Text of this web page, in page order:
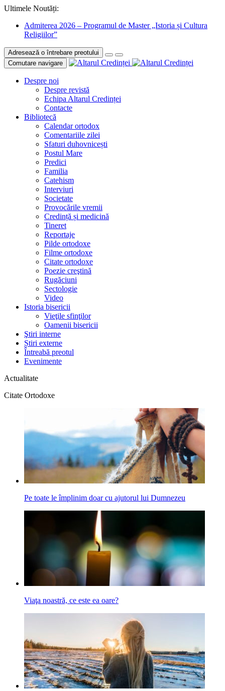
Ultimele Noutăți:
Admiterea 2026 – Programul de Master „Istoria și Cultura
Religiilor”
Adresează o întrebare preotului
Comutare navigare
Despre noi
Despre revistă
Echipa Altarul Credinței
Contacte
Bibliotecă
Calendar ortodox
Comentariile zilei
Sfaturi duhovnicești
Postul Mare
Predici
Familia
Catehism
Interviuri
Societate
Provocările vremii
Credință și medicină
Tineret
Reportaje
Pilde ortodoxe
Filme ortodoxe
Citate ortodoxe
Poezie creştină
Rugăciuni
Sectologie
Video
Istoria bisericii
Vieţile sfinţilor
Oamenii bisericii
Ştiri interne
Știri externe
Întreabă preotul
Evenimente
Actualitate
Citate Ortodoxe
Pe toate le împlinim doar cu ajutorul lui Dumnezeu
Viaţa noastră, ce este ea oare?